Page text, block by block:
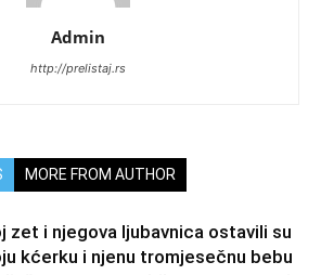
Admin
http://prelistaj.rs
MORE FROM AUTHOR
zet i njegova ljubavnica ostavili su
kćerku i njenu tromjesečnu bebu